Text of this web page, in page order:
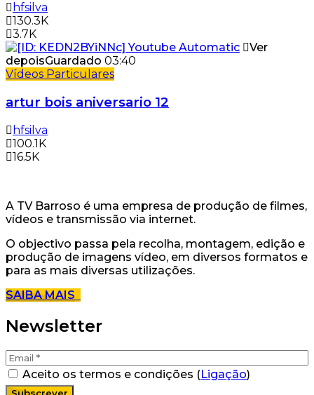
hfsilva
130.3K
3.7K
Ver
depoisGuardado 03:40
Vídeos Particulares
artur bois aniversario 12
hfsilva
100.1K
16.5K
A TV Barroso é uma empresa de produção de filmes,
vídeos e transmissão via internet.
O objectivo passa pela recolha, montagem, edição e
produção de imagens vídeo, em diversos formatos e
para as mais diversas utilizações.
SAIBA MAIS
Newsletter
Aceito os termos e condições (Ligação)